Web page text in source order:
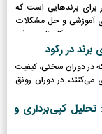
برای برندهایی است که
آموزشی و حل مشکلات
حوزه کاریتان معرفی
برند در رکود
در دوران سختی، کیفیت
می‌کنند، در دوران رونق
کپی‌برداری و